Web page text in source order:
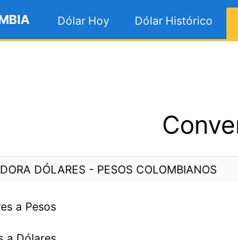
Dólar Hoy Dólar Histórico
DÓLARES - PESOS COLOMBIANOS
a Pesos